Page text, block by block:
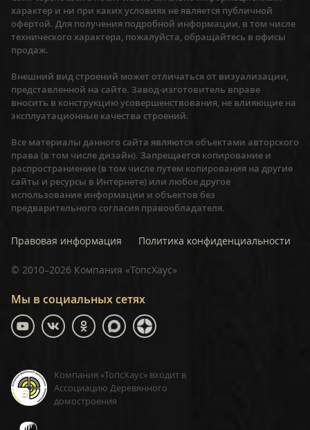
Мы в социальных сетях
Компания «ТопсХаус» входит в
Ассоциацию Деревянного
домостроения
характер и ни при каких условиях не является публичной
офертой. Для получения подробной информации, в том числе
технического характера, пожалуйста, обращайтесь в офисы
продаж.
Внешний вид строений может отличаться от визуализации,
представленной на сайте. Завод-изготовитель вправе
вносить в конструкцию усовершенствования, не влияющие на
эксплуатационные качества строений.
Все материалы данного сайта являются объектами авторского
права (в том числе дизайн). Запрещается копирование и
распространиение (в том числе путем копирования на другие
сайты и ресурсы в Интернете) или любое другое
использование информации и объектов без
предварительного согласия правообладателя.
Правовая информация Политика конфиденциальности
© 2010–2026 Компания «ТопсХаус»